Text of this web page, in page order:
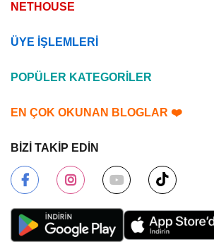
NETHOUSE
ÜYE İŞLEMLERİ
POPÜLER KATEGORİLER
EN ÇOK OKUNAN BLOGLAR ❤️
BİZİ TAKİP EDİN